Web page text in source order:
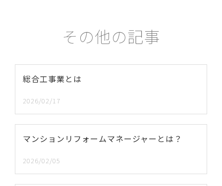
その他の記事
総合工事業とは
2026/02/17
マンションリフォームマネージャーとは？
2026/02/05